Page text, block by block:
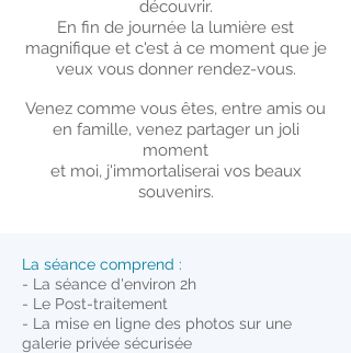
découvrir.
En fin de journée la lumière est
magnifique et c'est à ce moment que je
veux vous donner rendez-vous.
Venez comme vous êtes, entre amis ou
en famille, venez partager un joli
moment
et moi, j'immortaliserai vos beaux
souvenirs.
La séance comprend :
- La séance d'environ 2h
- Le Post-traitement
- La mise en ligne des photos sur une
galerie privée sécurisée